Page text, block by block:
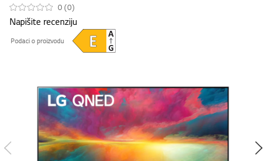
0 (0)
Napišite recenziju
Podaci o proizvodu